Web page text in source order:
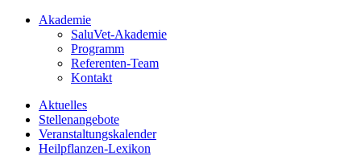
Akademie
SaluVet-Akademie
Programm
Referenten-Team
Kontakt
Aktuelles
Stellenangebote
Veranstaltungskalender
Heilpflanzen-Lexikon